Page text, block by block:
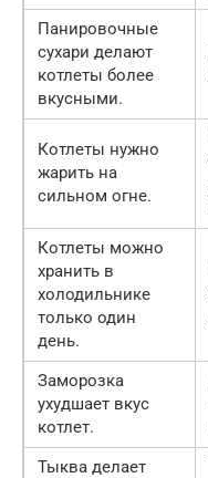
Панировочные
сухари делают
котлеты более
вкусными.
Котлеты нужно
жарить на
сильном огне.
Котлеты можно
хранить в
холодильнике
только один
день.
Заморозка
ухудшает вкус
котлет.
Тыква делает